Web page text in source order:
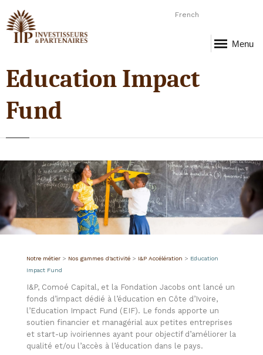
French
Menu
Education Impact
Fund
Notre métier > Nos gammes d'activité > I&P Accélération > Education
Impact Fund
I&P, Comoé Capital, et la Fondation Jacobs ont lancé un
fonds d’impact dédié à l’éducation en Côte d’Ivoire,
l’Education Impact Fund (EIF). Le fonds apporte un
soutien financier et managérial aux petites entreprises
et start-up ivoiriennes ayant pour objectif d’améliorer la
qualité et/ou l’accès à l’éducation dans le pays.